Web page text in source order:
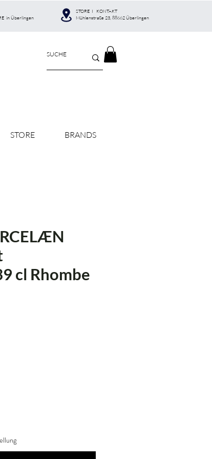
in Überlingen
STORE I KONTAKT
Mühlenstraße 23, 88662 Überlingen
STORE BRANDS
cl Rhombe